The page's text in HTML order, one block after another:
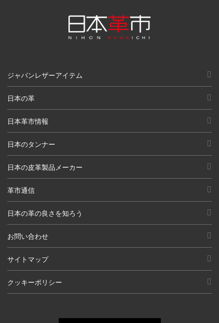
ジャパンレザーアイテム
日本の革
日本革市情報
日本のタンナー
日本の皮革製品メーカー
革市通信
日本の革の良さを知ろう
お問い合わせ
サイトマップ
クッキーポリシー